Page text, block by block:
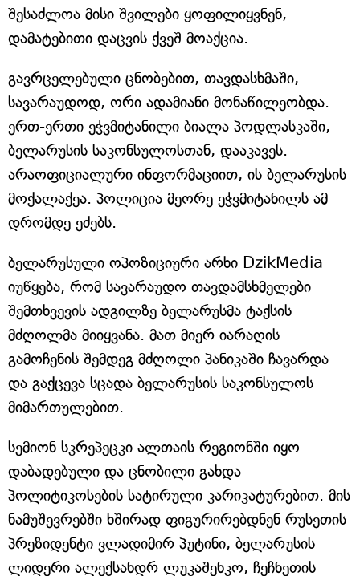
შესაძლოა მისი შვილები ყოფილიყვნენ,
დამატებითი დაცვის ქვეშ მოაქცია.
გავრცელებული ცნობებით, თავდასხმაში,
სავარაუდოდ, ორი ადამიანი მონაწილეობდა.
ერთ-ერთი ეჭვმიტანილი ბიალა პოდლასკაში,
ბელარუსის საკონსულოსთან, დააკავეს.
არაოფიციალური ინფორმაციით, ის ბელარუსის
მოქალაქეა. პოლიცია მეორე ეჭვმიტანილს ამ
დრომდე ეძებს.
ბელარუსული ოპოზიციური არხი DzikMedia
იუწყება, რომ სავარაუდო თავდამსხმელები
შემთხვევის ადგილზე ბელარუსმა ტაქსის
მძღოლმა მიიყვანა. მათ მიერ იარაღის
გამოჩენის შემდეგ მძღოლი პანიკაში ჩავარდა
და გაქცევა სცადა ბელარუსის საკონსულოს
მიმართულებით.
სემიონ სკრეპეცკი ალთაის რეგიონში იყო
დაბადებული და ცნობილი გახდა
პოლიტიკოსების სატირული კარიკატურებით. მის
ნამუშევრებში ხშირად ფიგურირებდნენ რუსეთის
პრეზიდენტი ვლადიმირ პუტინი, ბელარუსის
ლიდერი ალექსანდრ ლუკაშენკო, ჩეჩნეთის